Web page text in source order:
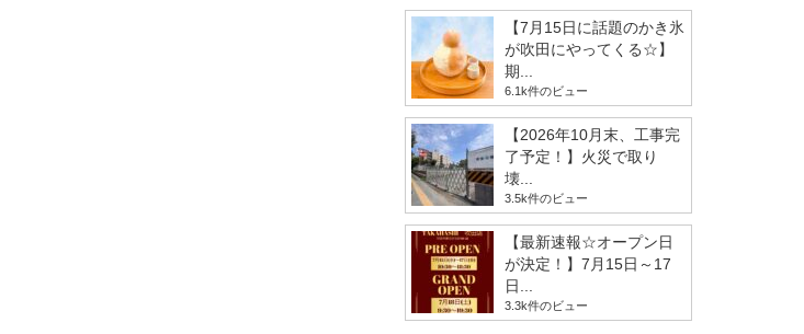
【7月15日に話題のかき氷
が吹田にやってくる☆】
期...
6.1k件のビュー
【2026年10月末、工事完
了予定！】火災で取り
壊...
3.5k件のビュー
【最新速報☆オープン日
が決定！】7月15日～17
日...
3.3k件のビュー